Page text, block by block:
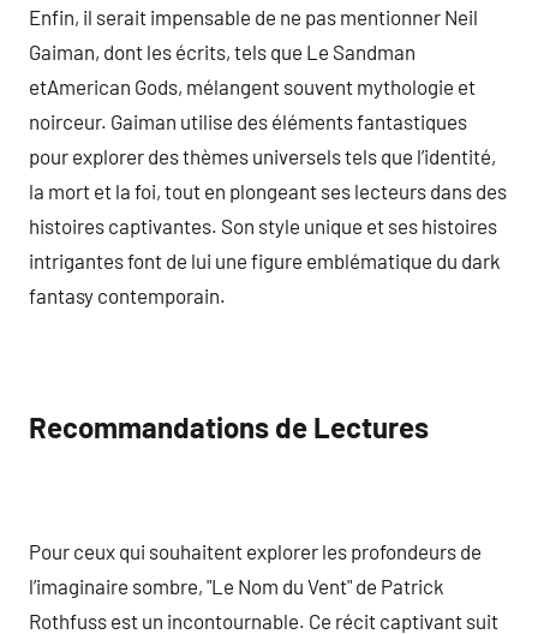
Enfin, il serait impensable de ne pas mentionner Neil
Gaiman, dont les écrits, tels que Le Sandman
etAmerican Gods, mélangent souvent mythologie et
noirceur. Gaiman utilise des éléments fantastiques
pour explorer des thèmes universels tels que l’identité,
la mort et la foi, tout en plongeant ses lecteurs dans des
histoires captivantes. Son style unique et ses histoires
intrigantes font de lui une figure emblématique du dark
fantasy contemporain.
Recommandations de Lectures
Pour ceux qui souhaitent explorer les profondeurs de
l’imaginaire sombre, "Le Nom du Vent" de Patrick
Rothfuss est un incontournable. Ce récit captivant suit